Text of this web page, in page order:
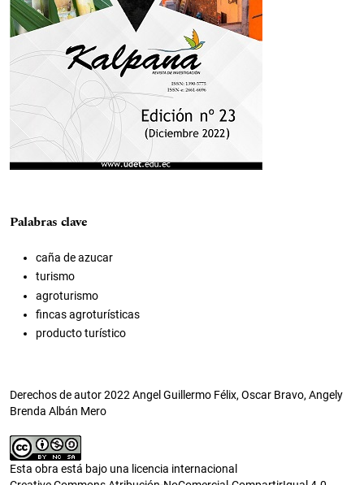
Palabras clave
caña de azucar
turismo
agroturismo
fincas agroturísticas
producto turístico
Derechos de autor 2022 Angel Guillermo Félix, Oscar Bravo, Angely
Brenda Albán Mero
Esta obra está bajo una licencia internacional